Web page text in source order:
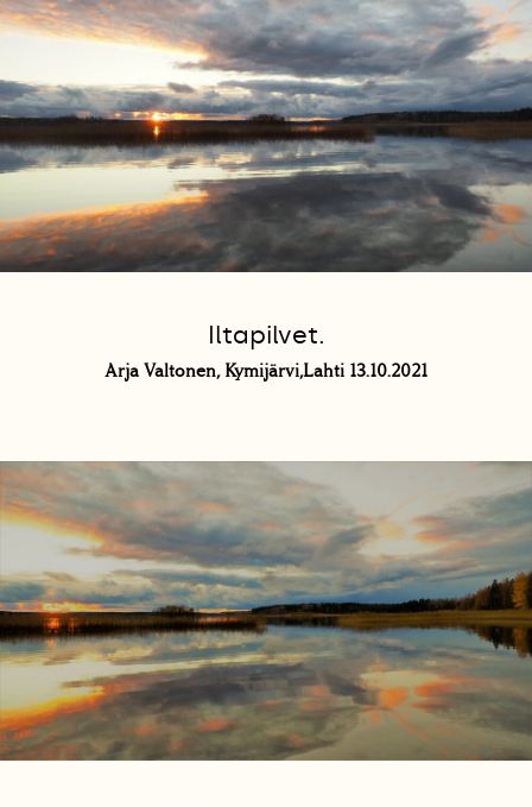
Iltapilvet.
Arja Valtonen, Kymijärvi,Lahti 13.10.2021